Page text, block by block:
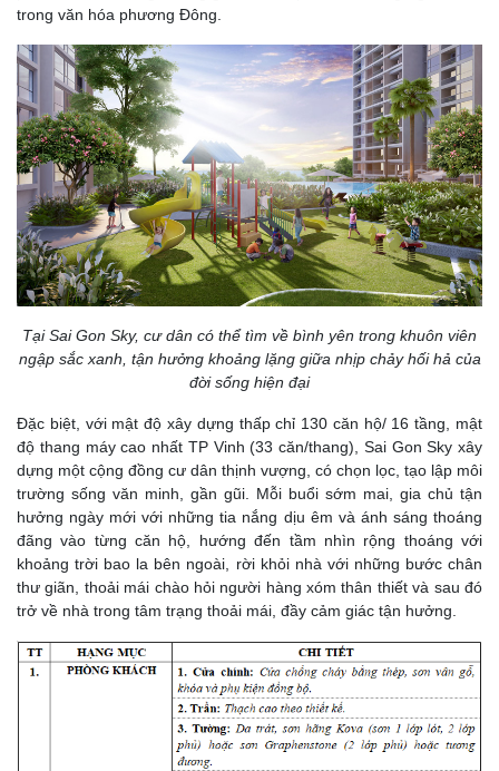
trong văn hóa phương Đông.
Tại Sai Gon Sky, cư dân có thể tìm về bình yên trong khuôn viên
ngập sắc xanh, tận hưởng khoảng lặng giữa nhịp chảy hối hả của
đời sống hiện đại
Đặc biệt, với mật độ xây dựng thấp chỉ 130 căn hộ/ 16 tầng, mật
độ thang máy cao nhất TP Vinh (33 căn/thang), Sai Gon Sky xây
dựng một cộng đồng cư dân thịnh vượng, có chọn lọc, tạo lập môi
trường sống văn minh, gần gũi. Mỗi buổi sớm mai, gia chủ tận
hưởng ngày mới với những tia nắng dịu êm và ánh sáng thoáng
đãng vào từng căn hộ, hướng đến tầm nhìn rộng thoáng với
khoảng trời bao la bên ngoài, rời khỏi nhà với những bước chân
thư giãn, thoải mái chào hỏi người hàng xóm thân thiết và sau đó
trở về nhà trong tâm trạng thoải mái, đầy cảm giác tận hưởng.